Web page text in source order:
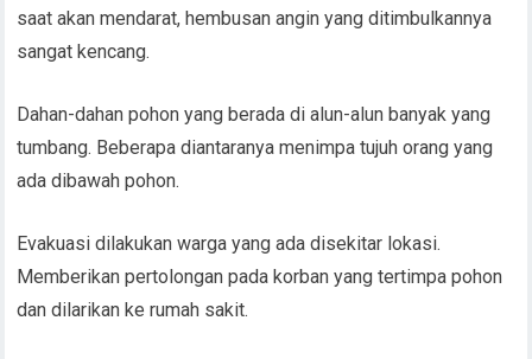
saat akan mendarat, hembusan angin yang ditimbulkannya
sangat kencang.
Dahan-dahan pohon yang berada di alun-alun banyak yang
tumbang. Beberapa diantaranya menimpa tujuh orang yang
ada dibawah pohon.
Evakuasi dilakukan warga yang ada disekitar lokasi.
Memberikan pertolongan pada korban yang tertimpa pohon
dan dilarikan ke rumah sakit.